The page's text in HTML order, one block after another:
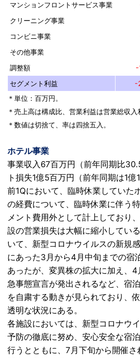
マンションフロントサービス事業
クリーニング事業
コンビニ事業
その他事業
調整額
-
セグメント利益
-
＊単位：百万円。
＊売上高は構成比、営業利益は営業総収入
＊数値は切捨て、率は四捨五入。
ホテル事業
事業収入67百万円（前年同期比
ト損失1億5百万円（前年同期は1億
前1Qにおいて、臨時休業していた
の経費について、臨時休業に伴う
メント費用外として計上しており
設の営業損失は大幅に縮小してい
いて、新型コロナウイルスの新規
にあった3月から4月中旬までの宿
あったが、変異株の拡大に加え、
急事態宣言が発出されるなど、宿
を自粛する動きが見られており、
透明な状況にある。
各施設においては、新型コロナウ
予防の徹底に努め、安心安全な宿
行うとともに、7月下旬から開催さ